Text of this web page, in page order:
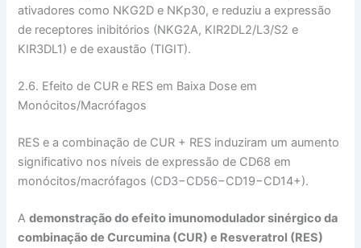
ativadores como NKG2D e NKp30, e reduziu a expressão
de receptores inibitórios (NKG2A, KIR2DL2/L3/S2 e
KIR3DL1) e de exaustão (TIGIT).
2.6. Efeito de CUR e RES em Baixa Dose em
Monócitos/Macrófagos
RES e a combinação de CUR + RES induziram um aumento
significativo nos níveis de expressão de CD68 em
monócitos/macrófagos (CD3−CD56−CD19−CD14+).
Ademonstração do efeito imunomodulador sinérgico da
combinação de Curcumina (CUR) e Resveratrol (RES)